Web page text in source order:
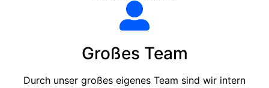
Großes Team
Durch unser großes eigenes Team sind wir intern